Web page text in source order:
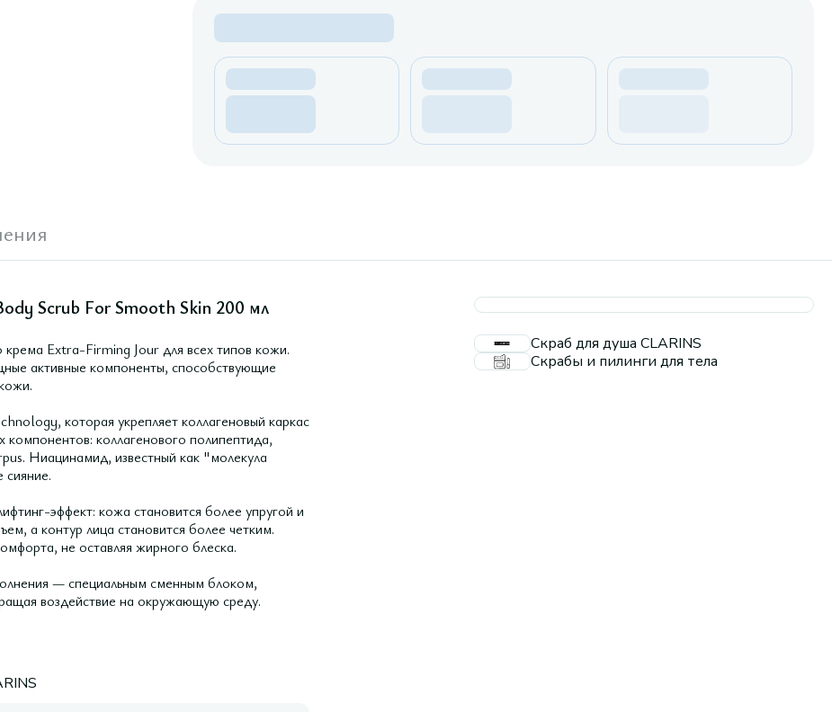
Scrub For Smooth Skin 200 мл
Extra-Firming Jour для всех типов кожи.
активные компоненты, способствующие
которая укрепляет коллагеновый каркас
коллагенового полипептида,
Ниацинамид, известный как "молекула
эффект: кожа становится более упругой и
а контур лица становится более четким.
не оставляя жирного блеска.
— специальным сменным блоком,
воздействие на окружающую среду.
Скраб для душа CLARINS
Скрабы и пилинги для тела